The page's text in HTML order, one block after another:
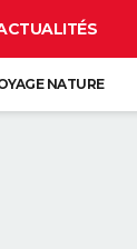
NATURE